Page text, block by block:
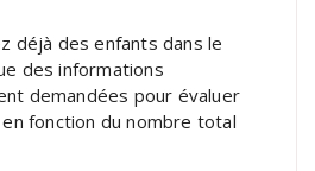
déjà des enfants dans le
des informations
demandées pour évaluer
fonction du nombre total